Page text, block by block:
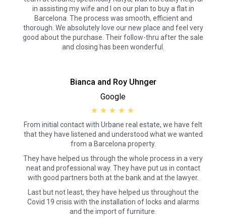
in assisting my wife and I on our plan to buy a flat in
Barcelona. The process was smooth, efficient and
thorough. We absolutely love our new place and feel very
good about the purchase. Their follow-thru after the sale
and closing has been wonderful.
Bianca and Roy Uhnger
Google
From initial contact with Urbane real estate, we have felt
that they have listened and understood what we wanted
from a Barcelona property.
They have helped us through the whole process in a very
neat and professional way. They have put us in contact
with good partners both at the bank and at the lawyer.
Last but not least, they have helped us throughout the
Covid 19 crisis with the installation of locks and alarms
and the import of furniture.
Diese Website verwendet eigene Cookies, um
Informationen zu sammeln, um unsere Dienste zu
verbessern. Wenn Sie weiter surfen, akzeptieren Sie deren
Installation. Der Benutzer hat die Möglichkeit, seinen
Browser zu konfigurieren und auf Wunsch zu verhindern,
dass er auf seiner Festplatte installiert wird, obwohl er
Analytik und Anpassung
Sie ermöglichen die Beobachtung und Analyse des
Verhaltens der Nutzer dieser Website. Die durch diese Art
von Cookies gesammelten Informationen werden
verwendet, um die Aktivität des Webs zu messen, um
Benutzernavigationsprofile zu erstellen, um basierend auf
Verbesserungen einzuführen. Sie ermöglichen es uns, die
Präferenzinformationen des Benutzers zu speichern, um
die Qualität unserer Dienstleistungen zu verbessern und
bieten.